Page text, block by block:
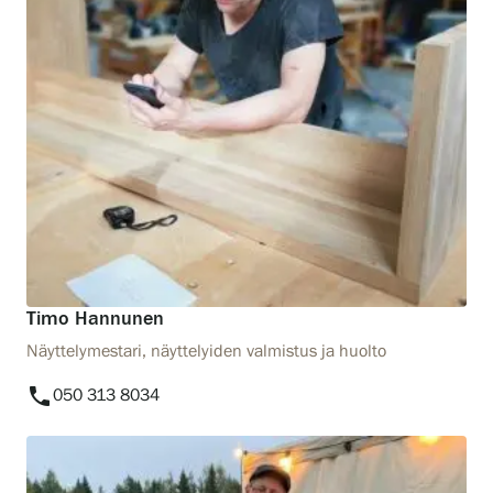
Timo Hannunen
Näyttelymestari, näyttelyiden valmistus ja huolto
phone050 313 8034